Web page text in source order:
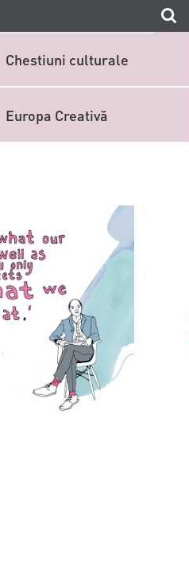
Chestiuni culturale
Europa Creativă